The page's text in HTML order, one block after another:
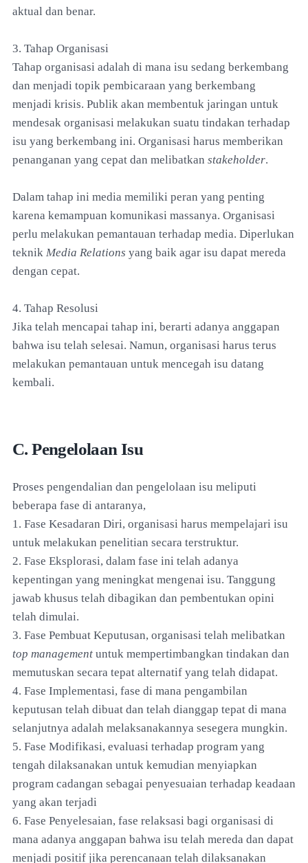
aktual dan benar.
3. Tahap Organisasi
Tahap organisasi adalah di mana isu sedang berkembang
dan menjadi topik pembicaraan yang berkembang
menjadi krisis. Publik akan membentuk jaringan untuk
mendesak organisasi melakukan suatu tindakan terhadap
isu yang berkembang ini. Organisasi harus memberikan
penanganan yang cepat dan melibatkan stakeholder.
Dalam tahap ini media memiliki peran yang penting
karena kemampuan komunikasi massanya. Organisasi
perlu melakukan pemantauan terhadap media. Diperlukan
teknik Media Relations yang baik agar isu dapat mereda
dengan cepat.
4. Tahap Resolusi
Jika telah mencapai tahap ini, berarti adanya anggapan
bahwa isu telah selesai. Namun, organisasi harus terus
melakukan pemantauan untuk mencegah isu datang
kembali.
C. Pengelolaan Isu
Proses pengendalian dan pengelolaan isu meliputi
beberapa fase di antaranya,
1. Fase Kesadaran Diri, organisasi harus mempelajari isu
untuk melakukan penelitian secara terstruktur.
2. Fase Eksplorasi, dalam fase ini telah adanya
kepentingan yang meningkat mengenai isu. Tanggung
jawab khusus telah dibagikan dan pembentukan opini
telah dimulai.
3. Fase Pembuat Keputusan, organisasi telah melibatkan
top management untuk mempertimbangkan tindakan dan
memutuskan secara tepat alternatif yang telah didapat.
4. Fase Implementasi, fase di mana pengambilan
keputusan telah dibuat dan telah dianggap tepat di mana
selanjutnya adalah melaksanakannya sesegera mungkin.
5. Fase Modifikasi, evaluasi terhadap program yang
tengah dilaksanakan untuk kemudian menyiapkan
program cadangan sebagai penyesuaian terhadap keadaan
yang akan terjadi
6. Fase Penyelesaian, fase relaksasi bagi organisasi di
mana adanya anggapan bahwa isu telah mereda dan dapat
menjadi positif jika perencanaan telah dilaksanakan